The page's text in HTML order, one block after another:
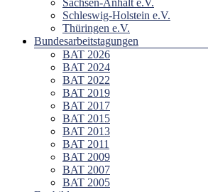
Schleswig-Holstein e.V.
Thüringen e.V.
Bundesarbeitstagungen
BAT 2026
BAT 2024
BAT 2022
BAT 2019
BAT 2017
BAT 2015
BAT 2013
BAT 2011
BAT 2009
BAT 2007
BAT 2005